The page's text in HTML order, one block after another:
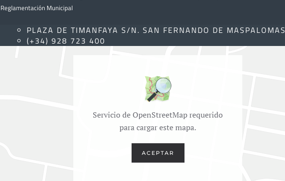
Reglamentación Municipal
PLAZA DE TIMANFAYA S/N. SAN FERNANDO DE MASPALOMAS
(+34) 928 723 400
Servicio de OpenStreetMap requerido
para cargar este mapa.
ACEPTAR